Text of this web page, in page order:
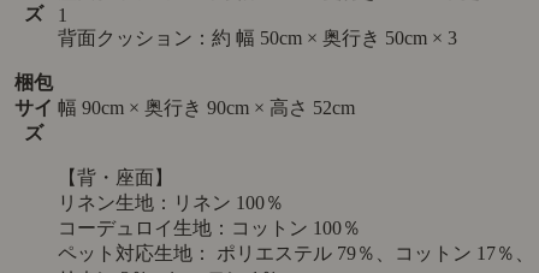
ズ
1
背面クッション：約 幅 50cm × 奥行き 50cm × 3
梱包
サイ
ズ
幅 90cm × 奥行き 90cm × 高さ 52cm
【背・座面】
リネン生地：リネン 100％
コーデュロイ生地：コットン 100％
ペット対応生地： ポリエステル 79％、コットン 17％、